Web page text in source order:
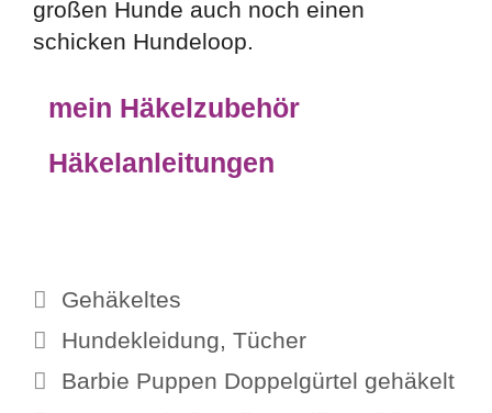
großen Hunde auch noch einen
schicken Hundeloop.
mein Häkelzubehör
Häkelanleitungen
Kategorien
Gehäkeltes
Schlagwörter
Hundekleidung, Tücher
Barbie Puppen Doppelgürtel gehäkelt